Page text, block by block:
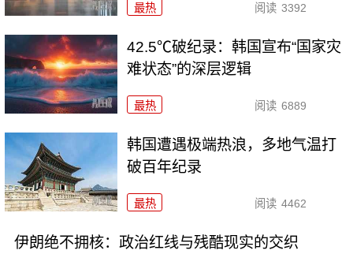
最热 阅读 3392
42.5℃破纪录：韩国宣布“国家灾
难状态”的深层逻辑
最热 阅读 6889
韩国遭遇极端热浪，多地气温打
破百年纪录
最热 阅读 4462
伊朗绝不拥核：政治红线与残酷现实的交织